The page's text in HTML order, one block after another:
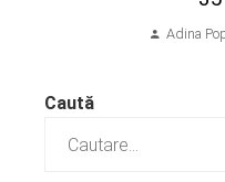
Adina
Caută